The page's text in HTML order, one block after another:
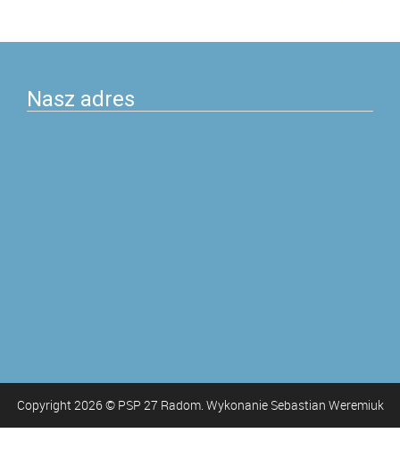
postach
Nasz adres
Copyright2026© PSP 27 Radom. Wykonanie Sebastian Weremiuk